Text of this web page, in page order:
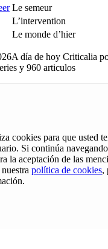
Le semeur
L’intervention
Le monde d’hier
A día de hoy Criticalia
y 960 articulos
cookies para que usted
Si continúa
la aceptación de las
política de cookies,